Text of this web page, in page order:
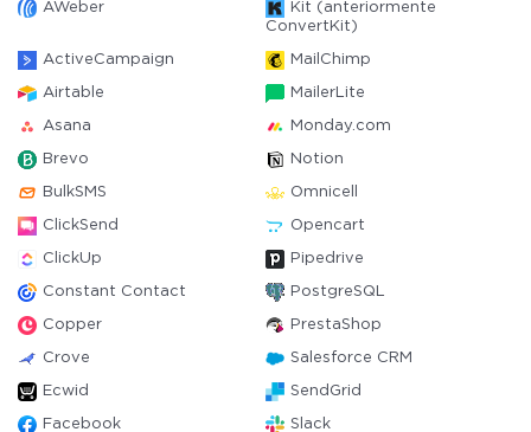
AWeber
Kit (anteriormente
ConvertKit)
ActiveCampaign MailChimp
Airtable MailerLite
Asana Monday.com
Brevo Notion
BulkSMS Omnicell
ClickSend Opencart
ClickUp Pipedrive
Constant Contact PostgreSQL
Copper PrestaShop
Crove Salesforce CRM
Ecwid SendGrid
Facebook Slack